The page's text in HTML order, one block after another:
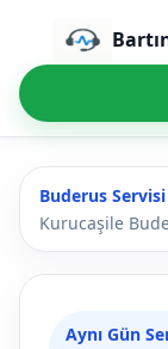
Buderus Servisi
Kurucaşile
Aynı Gün